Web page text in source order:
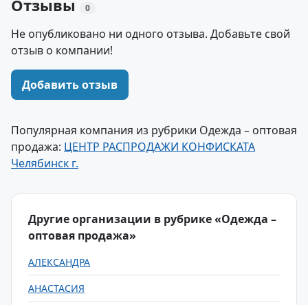
Отзывы 0
Не опубликовано ни одного отзыва. Добавьте свой
отзыв о компании!
Добавить отзыв
Популярная компания из рубрики Одежда – оптовая
продажа: ЦЕНТР РАСПРОДАЖИ КОНФИСКАТА
Челябинск г.
Другие организации в рубрике «Одежда –
оптовая продажа»
АЛЕКСАНДРА
АНАСТАСИЯ